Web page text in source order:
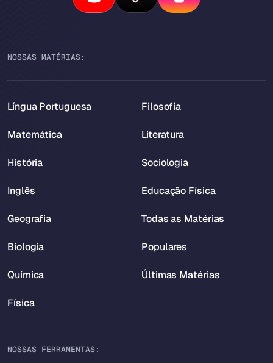
NOSSAS MATÉRIAS:
Língua Portuguesa
Matemática
História
Inglês
Geografia
Biologia
Química
Física
Filosofia
Literatura
Sociologia
Educação Física
Todas as Matérias
Populares
Últimas Matérias
NOSSAS FERRAMENTAS: